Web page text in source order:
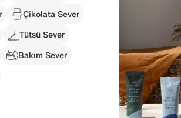
Çikolata Sever
Tütsü Sever
Bakım Sever